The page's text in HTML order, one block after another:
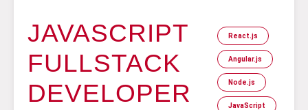
JAVASCRIPT
FULLSTACK
DEVELOPER
React.js
Angular.js
Node.js
JavaScript